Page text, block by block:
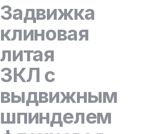
Задвижка
клиновая
литая
ЗКЛ с
выдвижным
шпинделем